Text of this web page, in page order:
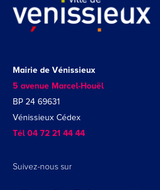
Mairie de Vénissieux
5 avenue Marcel-Houël
BP 24 69631
Vénissieux Cédex
Tél 04 72 21 44 44
Suivez-nous sur